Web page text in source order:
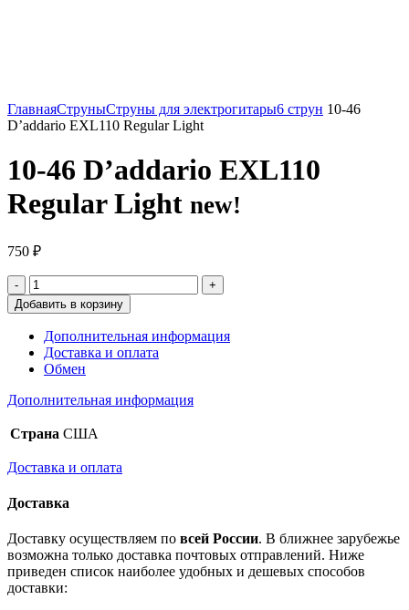
ГлавнаяСтруныСтруны для электрогитары6 струн 10-46
D’addario EXL110 Regular Light
10-46 D’addario EXL110
Regular Light new!
750 ₽
Добавить в корзину
Дополнительная информация
Доставка и оплата
Обмен
Дополнительная информация
Страна США
Доставка и оплата
Доставка
Доставку осуществляем по всей России. В ближнее зарубежье
возможна только доставка почтовых отправлений. Ниже
приведен список наиболее удобных и дешевых способов
доставки: